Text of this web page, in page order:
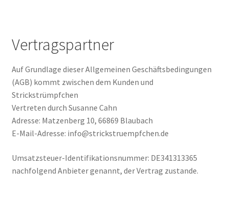
Vertragspartner
Auf Grundlage dieser Allgemeinen Geschäftsbedingungen
(AGB) kommt zwischen dem Kunden und
Strickstrümpfchen
Vertreten durch Susanne Cahn
Adresse: Matzenberg 10, 66869 Blaubach
E-Mail-Adresse: info@strickstruempfchen.de
Umsatzsteuer-Identifikationsnummer: DE341313365
nachfolgend Anbieter genannt, der Vertrag zustande.